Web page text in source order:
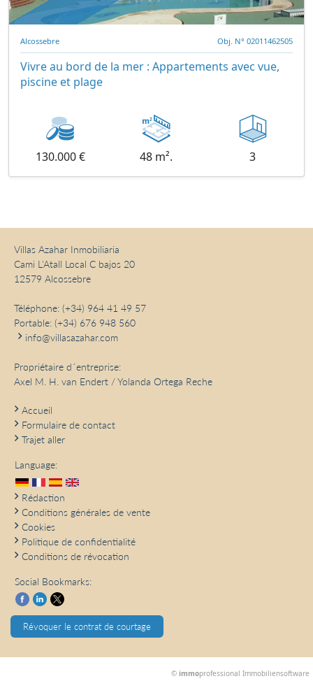
Alcossebre Obj. N° 02011462505
Vivre au bord de la mer : Appartements avec vue,
piscine et plage
130.000 € 48 m². 3
Villas Azahar Inmobiliaria
Cami L'Atall Local C bajos 20
12579 Alcossebre
Téléphone: (+34) 964 41 49 57
Portable: (+34) 676 948 560
info@villasazahar.com
Propriétaire d´entreprise:
Axel M. H. van Endert / Yolanda Ortega Reche
Accueil
Formulaire de contact
Trajet aller
Language:
Rédaction
Conditions générales de vente
Cookies
Politique de confidentialité
Conditions de révocation
Social Bookmarks:
Révoquer le contrat de courtage
© immoprofessional Immobiliensoftware